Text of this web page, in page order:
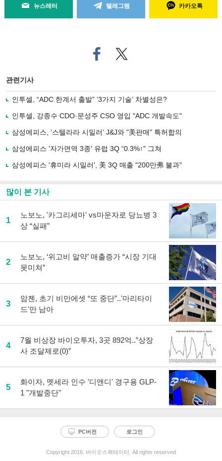
뉴스레터 텔레그램 카카오톡
페
이
로
사
유
기
트위
터로
관련기사
인투셀, “ADC 한계서 출발” ‘3가지 기술’ 차별성은?
인투셀, 강종수 CDO·문성주 CSO 영입 "ADC 개발속도"
삼성에피스, ‘스텔라라 시밀러’ J&J와 "美판매" 특허합의
삼성에피스 '자가면역 3종' 유럽 3Q “0.3%↑" 그쳐
삼성에피스 '휴미라 시밀러', 美 3Q 매출 "200만弗 불과"
많이 본 기사
1
노보노, '카그리세마' vs마운자로 당뇨병 3
상 “실패”
2
노보노, ‘위고비 알약’ 매출증가 “시장 기대
못미쳐”
3
암젠, 초기 비만에셋 “또 중단”..'마리타이
드'만 남아
4
7월 비상장 바이오투자, 3곳 892억..”상장
사 조달제로(0)”
5
화이자, 멧세라 인수 '디앤디' 경구용 GLP-
1 "개발중단"
PC버전 로그인
Copyright 2016. 바이오스펙테이터. All rights reserved